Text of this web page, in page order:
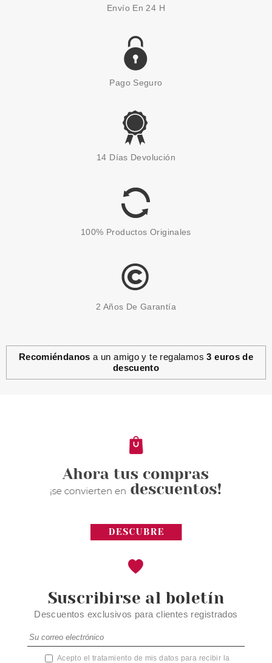
Envío En 24 H
Pago Seguro
14 Días Devolución
100% Productos Originales
2 Años De Garantía
Recomiéndanos a un amigo y te regalamos3 euros de
descuento
Suscribirse al boletín
Descuentos exclusivos para clientes registrados
Acepto el tratamiento de mis datos para recibir la